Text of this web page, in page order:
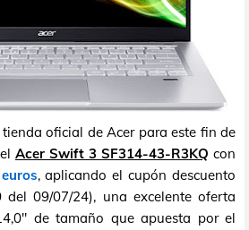
oficial de Acer para este fin de
Acer Swift 3 SF314-43-R3KQ con
, aplicando el cupón descuento
del 09/07/24), una excelente oferta
de tamaño que apuesta por el